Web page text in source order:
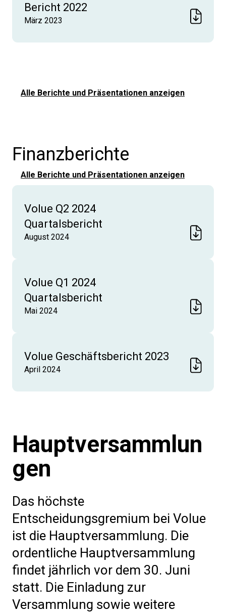
Bericht 2022
März 2023
Alle Berichte und Präsentationen anzeigen
Finanzberichte
Alle Berichte und Präsentationen anzeigen
Volue Q2 2024
Quartalsbericht
August 2024
Volue Q1 2024
Quartalsbericht
Mai 2024
Volue Geschäftsbericht 2023
April 2024
Hauptversammlun
gen
Das höchste
Entscheidungsgremium bei Volue
ist die Hauptversammlung. Die
ordentliche Hauptversammlung
findet jährlich vor dem 30. Juni
statt. Die Einladung zur
Versammlung sowie weitere